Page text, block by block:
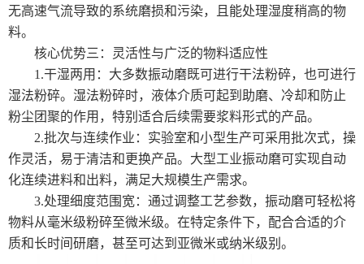
无高速气流导致的系统磨损和污染，且能处理湿度稍高的物
料。
核心优势三：灵活性与广泛的物料适应性
1.干湿两用：大多数振动磨既可进行干法粉碎，也可进行
湿法粉碎。湿法粉碎时，液体介质可起到助磨、冷却和防止
粉尘团聚的作用，特别适合后续需要浆料形式的产品。
2.批次与连续作业：实验室和小型生产可采用批次式，操
作灵活，易于清洁和更换产品。大型工业振动磨可实现自动
化连续进料和出料，满足大规模生产需求。
3.处理细度范围宽：通过调整工艺参数，振动磨可轻松将
物料从毫米级粉碎至微米级。在特定条件下，配合合适的介
质和长时间研磨，甚至可达到亚微米或纳米级别。